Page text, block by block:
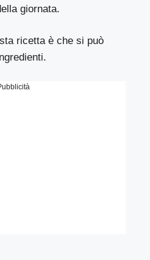
giornata.
ricetta è che si può